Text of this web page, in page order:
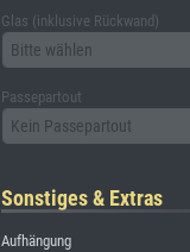
Glas (inklusive Rückwand)
Bitte wählen
Passepartout
Kein Passepartout
Sonstiges & Extras
Aufhängung